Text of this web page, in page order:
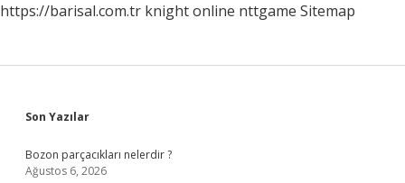
https://barisal.com.tr knight online nttgame Sitemap
Sidebar
Son Yazılar
Bozon parçacıkları nelerdir ?
Ağustos 6, 2026